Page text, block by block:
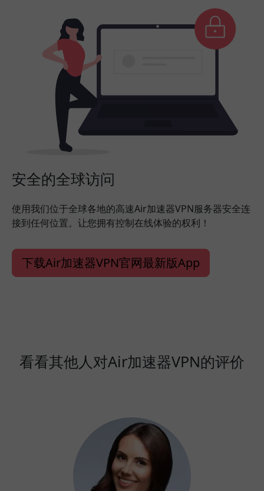
安全的全球访问
使用我们位于全球各地的高速Air加速器VPN服务器安全连
接到任何位置。让您拥有控制在线体验的权利！
下载Air加速器VPN官网最新版App
看看其他人对Air加速器VPN的评价